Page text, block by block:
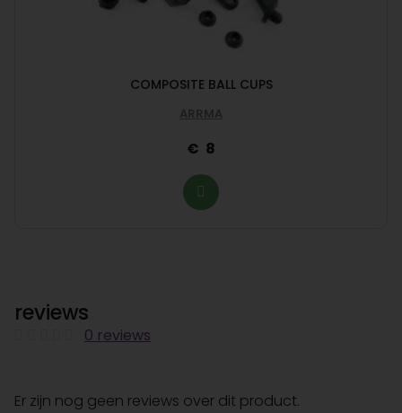
COMPOSITE BALL CUPS
ARRMA
8
reviews
0 reviews
Er zijn nog geen reviews over dit product.